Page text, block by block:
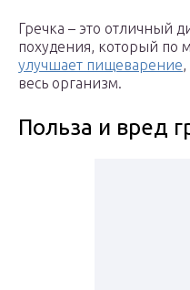
Гречка – это отличный
похудения, который по
улучшает пищеварение
весь организм.
Польза и вред